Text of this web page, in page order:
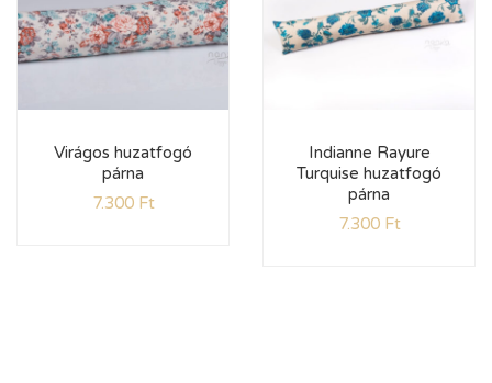
Virágos huzatfogó
párna
7.300 Ft
Indianne Rayure
Turquise huzatfogó
párna
7.300 Ft